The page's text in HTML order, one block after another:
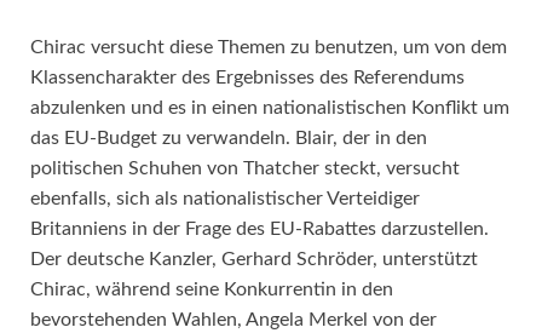
Chirac versucht diese Themen zu benutzen, um von dem
Klassencharakter des Ergebnisses des Referendums
abzulenken und es in einen nationalistischen Konflikt um
das EU-Budget zu verwandeln. Blair, der in den
politischen Schuhen von Thatcher steckt, versucht
ebenfalls, sich als nationalistischer Verteidiger
Britanniens in der Frage des EU-Rabattes darzustellen.
Der deutsche Kanzler, Gerhard Schröder, unterstützt
Chirac, während seine Konkurrentin in den
bevorstehenden Wahlen, Angela Merkel von der